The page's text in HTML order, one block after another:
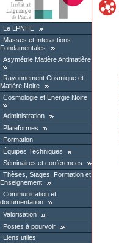
Le LPNHE
Masses et Interactions
Fondamentales
Asymétrie Matière Antimatière
Rayonnement Cosmique et
Matière Noire
Cosmologie et Energie Noire
Administration
Plateformes
Formation
Équipes Techniques
Séminaires et conférences
Thèses, Stages, Formation et
Enseignement
Communication et
documentation
Valorisation
Postes à pourvoir
Liens utiles